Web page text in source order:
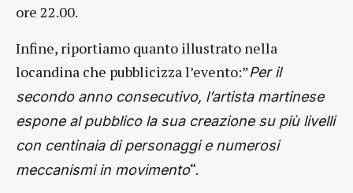
ore 22.00.
Infine, riportiamo quanto illustrato nella
locandina che pubblicizza l’evento:”Per il
secondo anno consecutivo, l’artista martinese
espone al pubblico la sua creazione su più livelli
con centinaia di personaggi e numerosi
meccanismi in movimento“.